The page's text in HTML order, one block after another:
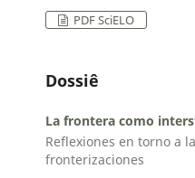
PDF SciELO
Dossiê
La frontera como
Reflexiones en torno a
fronterizaciones